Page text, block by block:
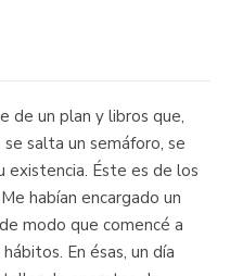
de un plan y libros que,
salta un semáforo, se
Éste es de los
habían encargado un
modo que comencé a
En ésas, un día